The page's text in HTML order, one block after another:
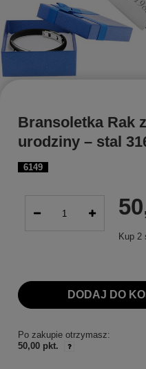
6149
Bransoletka Rak
urodziny – stal
Kup 2
DODAJ DO
Po zakupie otrzymasz:
50,00 pkt.